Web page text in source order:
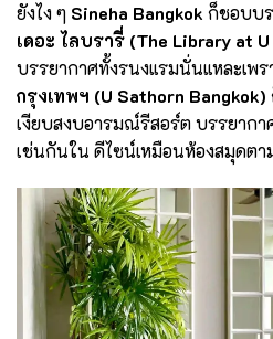
ยังไง ๆ Sineha Bangkok ก็ชอบบ
เดอะ ไลบรารี่ (The Library at
บรรยากาศทั้งรนงแรมนั่นแหละเพร
กรุงเทพฯ (U Sathorn Bangkok)
เงียบสงบอารมณ์รีสอร์ต บรรยาก
เช่นกันใน ดีไซน์เหมือนห้องสมุดตา